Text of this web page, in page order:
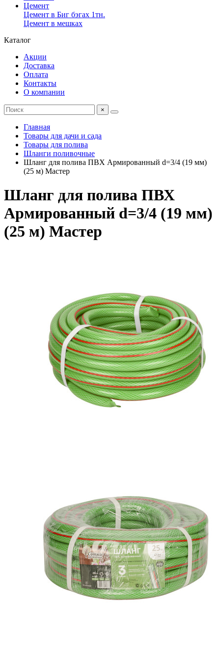
Цемент
Цемент в Биг бэгах 1тн.
Цемент в мешках
Каталог
Акции
Доставка
Оплата
Контакты
О компании
×
Главная
Товары для дачи и сада
Товары для полива
Шланги поливочные
Шланг для полива ПВХ Армированный d=3/4 (19 мм)
(25 м) Мастер
Шланг для полива ПВХ
Армированный d=3/4 (19 мм)
(25 м) Мастер